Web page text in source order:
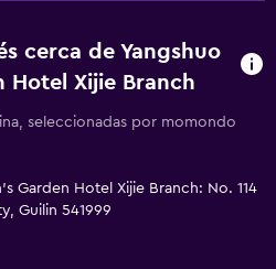
cerca de Yangshuo
Hotel Xijie Branch
seleccionadas por momondo
Garden Hotel Xijie Branch: No. 114
Guilin 541999